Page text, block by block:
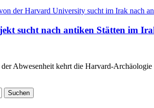
sucht nach antiken Stätten im
Abwesenheit kehrt die Harvard-